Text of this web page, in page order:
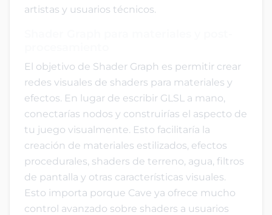
artistas y usuarios técnicos.
El objetivo de Shader Graph es permitir crear
redes visuales de shaders para materiales y
efectos. En lugar de escribir GLSL a mano,
conectarías nodos y construirías el aspecto de
tu juego visualmente. Esto facilitaría la
creación de materiales estilizados, efectos
procedurales, shaders de terreno, agua, filtros
de pantalla y otras características visuales.
Esto importa porque Cave ya ofrece mucho
control avanzado sobre shaders a usuarios